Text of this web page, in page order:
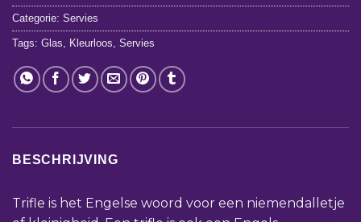
Categorie: Servies
Tags: Glas Kleurloos Servies
BESCHRIJVING
Trifle is het Engelse woord voor een niemendalletje